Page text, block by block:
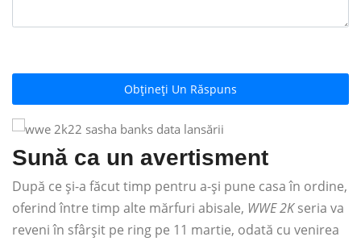
Obțineți Un Răspuns
Sună ca un avertisment
După ce și-a făcut timp pentru a-și pune casa în ordine,
oferind între timp alte mărfuri abisale, WWE 2Kseria va
reveni în sfârșit pe ring pe 11 martie, odată cu venirea